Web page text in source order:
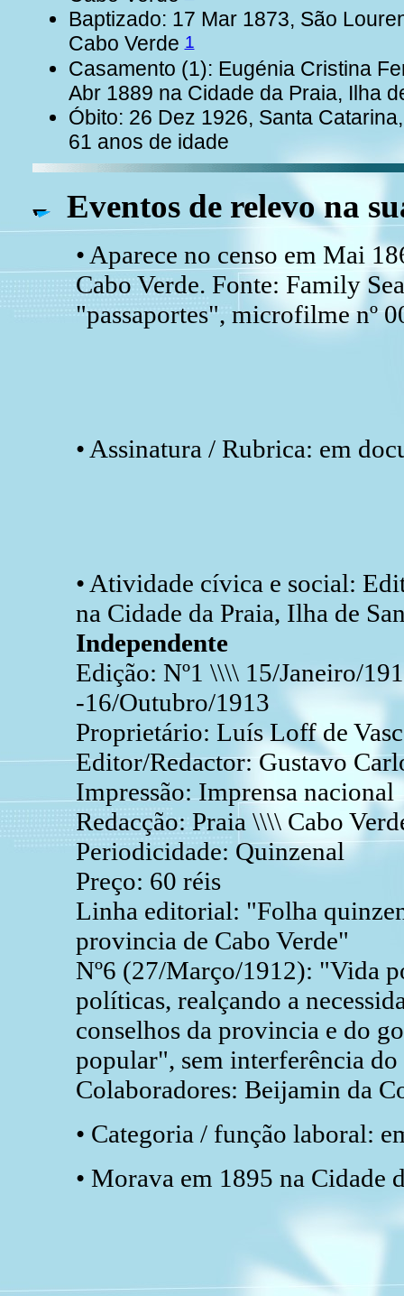
Baptizado: 17 Mar 1873, São
Cabo Verde1
Casamento (1): Eugénia Cristina
Abr 1889 na Cidade da Praia, Ilha
Óbito: 26 Dez 1926, Santa
61 anos de idade
Eventos de relevo na
• Aparece no censo em Mai
Cabo Verde. Fonte: Family
"passaportes", microfilme nº
• Assinatura / Rubrica: em
• Atividade cívica e social:
na Cidade da Praia, Ilha de
Independente
Edição: Nº1 \\\\ 15/Janeiro/
-16/Outubro/1913
Proprietário: Luís Loff de
Editor/Redactor: Gustavo
Impressão: Imprensa nacional
Redacção: Praia \\\\ Cabo
Periodicidade: Quinzenal
Preço: 60 réis
Linha editorial: "Folha
provincia de Cabo Verde"
Nº6 (27/Março/1912): "Vida
políticas, realçando a
conselhos da provincia e do
popular", sem interferência
Colaboradores: Beijamin da
• Categoria / função laboral:
• Morava em 1895 na Cidade